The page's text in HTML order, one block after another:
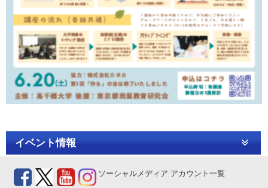
イベント情報
ソーシャルメディア アカウント一覧